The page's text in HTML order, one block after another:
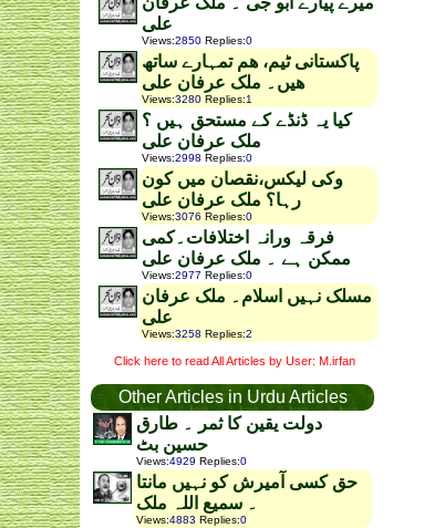
علی
Views:2850 Replies:0
پاکستانی ٹیم، ھم تمہارے ساتھ
ھیں۔ ملک عرفان علی
Views:3280 Replies:1
کیا یہ ڈنڈے کے مستحق ہیں ؟
ملک عرفان علی
Views:2998 Replies:0
وکی لیکس،نقصان میں کون
رہا؟ ملک عرفان علی
Views:3076 Replies:0
فرقہ ورانہ اختلافات۔کمی
ممکن ہے ۔ ملک عرفان علی
Views:2977 Replies:0
مسلک نہیں اسلام۔ ملک عرفان
علی
Views:3258 Replies:2
Click here to read All Articles by User: M.irfan
Other Articles in Urdu Articles
دولت یقین کا ثمر ۔ طارق
حسین بٹ
Views:4929 Replies:0
حق کسی آمیرش کو نہیں مانتا
۔ سمیع اللہ ملک
Views:4883 Replies:0